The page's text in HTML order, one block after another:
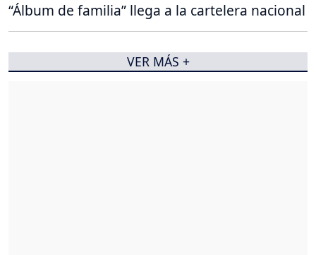
“Álbum de familia” llega a la cartelera nacional
VER MÁS +